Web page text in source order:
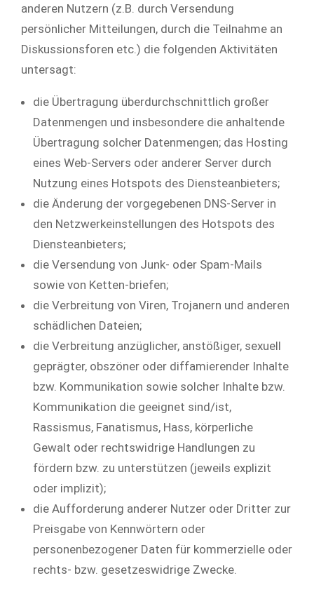
anderen Nutzern (z.B. durch Versendung
persönlicher Mitteilungen, durch die Teilnahme an
Diskussionsforen etc.) die folgenden Aktivitäten
untersagt:
die Übertragung überdurchschnittlich großer
Datenmengen und insbesondere die anhaltende
Übertragung solcher Datenmengen; das Hosting
eines Web-Servers oder anderer Server durch
Nutzung eines Hotspots des Diensteanbieters;
die Änderung der vorgegebenen DNS-Server in
den Netzwerkeinstellungen des Hotspots des
Diensteanbieters;
die Versendung von Junk- oder Spam-Mails
sowie von Ketten-briefen;
die Verbreitung von Viren, Trojanern und anderen
schädlichen Dateien;
die Verbreitung anzüglicher, anstößiger, sexuell
geprägter, obszöner oder diffamierender Inhalte
bzw. Kommunikation sowie solcher Inhalte bzw.
Kommunikation die geeignet sind/ist,
Rassismus, Fanatismus, Hass, körperliche
Gewalt oder rechtswidrige Handlungen zu
fördern bzw. zu unterstützen (jeweils explizit
oder implizit);
die Aufforderung anderer Nutzer oder Dritter zur
Preisgabe von Kennwörtern oder
personenbezogener Daten für kommerzielle oder
rechts- bzw. gesetzeswidrige Zwecke.